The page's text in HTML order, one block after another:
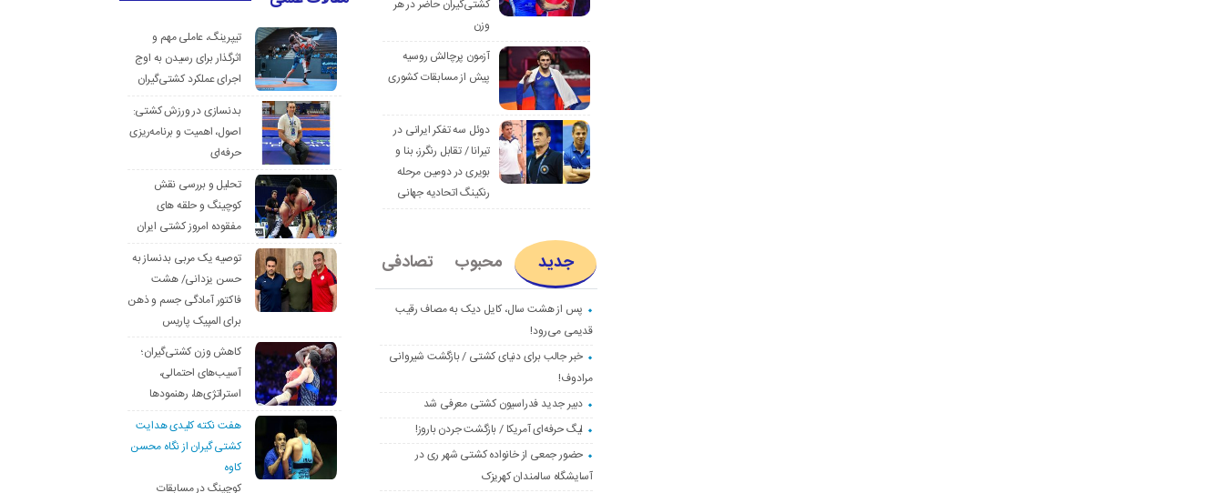
کشتی‌گیران حاضر در هر
وزن
آزمون پرچالش روسیه
پیش از مسابقات کشوری
دوئل سه تفکر ایرانی در
تیرانا / تقابل رنگرز، بنا و
بویری در دومین مرحله
رنکینگ اتحادیه جهانی
جدید محبوب تصادفی
پس از هشت سال، کایل دیک به مصاف رقیب
قدیمی می‌رود!
خبر جالب برای دنیای کشتی / بازگشت شیروانی
مرادوف!
دبیر جدید فدراسیون کشتی معرفی شد
لیگ حرفه‌ای آمریکا / بازگشت جردن باروز!
حضور جمعی از خانواده کشتی شهر ری در
آسایشگاه سالمندان کهریزک
تیپرینگ، عاملی مهم و
اثرگذار برای رسیدن به اوج
اجرای عملکرد کشتی‌گیران
بدنسازی در ورزش کشتی:
اصول، اهمیت و برنامه‌ریزی
حرفه‌ای
تحلیل و بررسی نقش
کوچینگ و حلقه های
مفقوده امروز کشتی ایران
توصیه یک مربی بدنساز به
حسن یزدانی/ هشت
فاکتور آمادگی جسم و ذهن
برای المپیک پاریس
کاهش وزن کشتی‌گیران؛
آسیب‌های احتمالی،
استراتژی‌ها، رهنمودها
هفت نکته کلیدی هدایت
کشتی گیران از نگاه محسن
کاوه
کوچینگ در مسابقات